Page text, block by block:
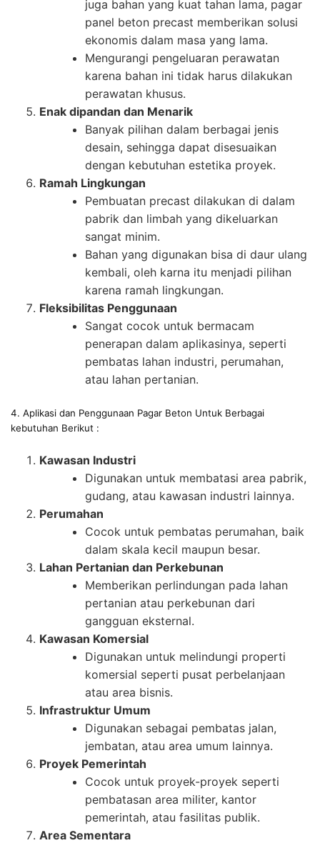
juga bahan yang kuat tahan lama, pagar
panel beton precast memberikan solusi
ekonomis dalam masa yang lama.
Mengurangi pengeluaran perawatan
karena bahan ini tidak harus dilakukan
perawatan khusus.
Enak dipandan dan Menarik
Banyak pilihan dalam berbagai jenis
desain, sehingga dapat disesuaikan
dengan kebutuhan estetika proyek.
Ramah Lingkungan
Pembuatan precast dilakukan di dalam
pabrik dan limbah yang dikeluarkan
sangat minim.
Bahan yang digunakan bisa di daur ulang
kembali, oleh karna itu menjadi pilihan
karena ramah lingkungan.
Fleksibilitas Penggunaan
Sangat cocok untuk bermacam
penerapan dalam aplikasinya, seperti
pembatas lahan industri, perumahan,
atau lahan pertanian.
4. Aplikasi dan Penggunaan Pagar Beton Untuk Berbagai
kebutuhan Berikut :
Kawasan Industri
Digunakan untuk membatasi area pabrik,
gudang, atau kawasan industri lainnya.
Perumahan
Cocok untuk pembatas perumahan, baik
dalam skala kecil maupun besar.
Lahan Pertanian dan Perkebunan
Memberikan perlindungan pada lahan
pertanian atau perkebunan dari
gangguan eksternal.
Kawasan Komersial
Digunakan untuk melindungi properti
komersial seperti pusat perbelanjaan
atau area bisnis.
Infrastruktur Umum
Digunakan sebagai pembatas jalan,
jembatan, atau area umum lainnya.
Proyek Pemerintah
Cocok untuk proyek-proyek seperti
pembatasan area militer, kantor
pemerintah, atau fasilitas publik.
Area Sementara